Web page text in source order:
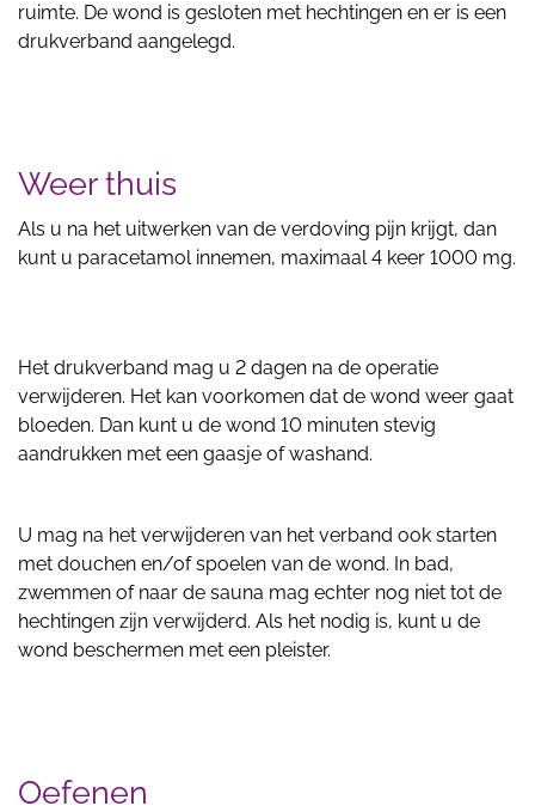
ruimte. De wond is gesloten met hechtingen en er is een
drukverband aangelegd.
Weer thuis
Als u na het uitwerken van de verdoving pijn krijgt, dan
kunt u paracetamol innemen, maximaal 4 keer 1000 mg.
Het drukverband mag u 2 dagen na de operatie
verwijderen. Het kan voorkomen dat de wond weer gaat
bloeden. Dan kunt u de wond 10 minuten stevig
aandrukken met een gaasje of washand.
U mag na het verwijderen van het verband ook starten
met douchen en/of spoelen van de wond. In bad,
zwemmen of naar de sauna mag echter nog niet tot de
hechtingen zijn verwijderd. Als het nodig is, kunt u de
wond beschermen met een pleister.
Oefenen